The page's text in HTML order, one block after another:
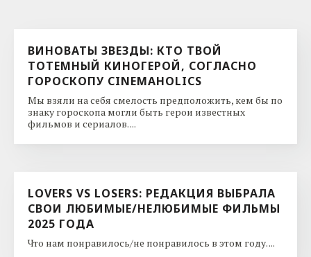
ВИНОВАТЫ ЗВЕЗДЫ: КТО ТВОЙ
ТОТЕМНЫЙ КИНОГЕРОЙ, СОГЛАСНО
ГОРОСКОПУ CINEMAHOLICS
Мы взяли на себя смелость предположить, кем бы по
знаку гороскопа могли быть герои известных
фильмов и сериалов. ...
LOVERS VS LOSERS: РЕДАКЦИЯ ВЫБРАЛА
СВОИ ЛЮБИМЫЕ/НЕЛЮБИМЫЕ ФИЛЬМЫ
2025 ГОДА
Что нам понравилось/не понравилось в этом году. ...